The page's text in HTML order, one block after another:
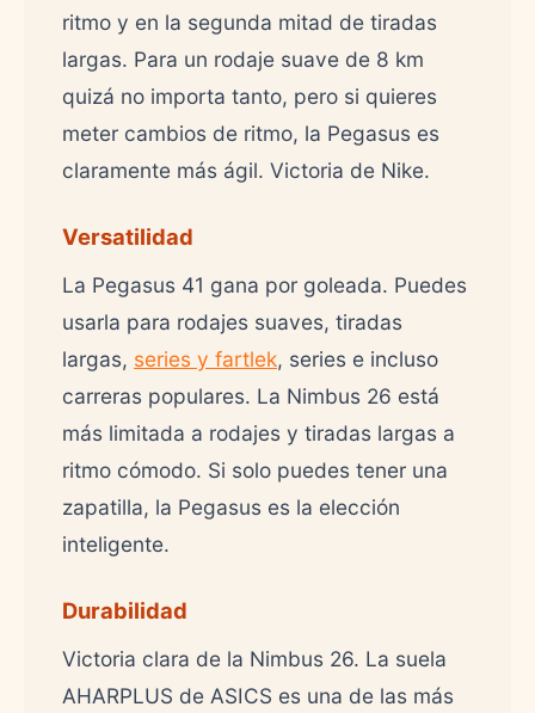
ritmo y en la segunda mitad de tiradas
largas. Para un rodaje suave de 8 km
quizá no importa tanto, pero si quieres
meter cambios de ritmo, la Pegasus es
claramente más ágil. Victoria de Nike.
Versatilidad
La Pegasus 41 gana por goleada. Puedes
usarla para rodajes suaves, tiradas
largas, series y fartlek, series e incluso
carreras populares. La Nimbus 26 está
más limitada a rodajes y tiradas largas a
ritmo cómodo. Si solo puedes tener una
zapatilla, la Pegasus es la elección
inteligente.
Durabilidad
Victoria clara de la Nimbus 26. La suela
AHARPLUS de ASICS es una de las más